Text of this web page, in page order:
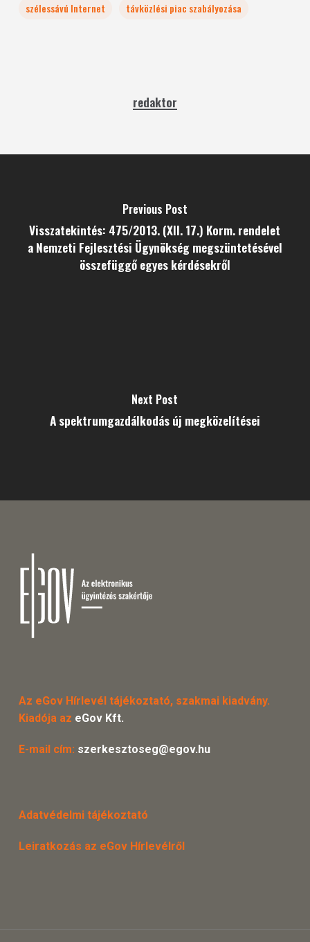
szélessávú Internet
távközlési piac szabályozása
redaktor
Previous Post
Visszatekintés: 475/2013. (XII. 17.) Korm. rendelet
a Nemzeti Fejlesztési Ügynökség megszüntetésével
összefüggő egyes kérdésekről
Next Post
A spektrumgazdálkodás új megközelítései
Az eGov Hírlevél tájékoztató, szakmai kiadvány.
Kiadója az eGov Kft.
E-mail cím: szerkesztoseg@egov.hu
Adatvédelmi tájékoztató
Leiratkozás az eGov Hírlevélről